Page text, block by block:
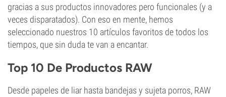
gracias a sus productos innovadores pero funcionales (y a
veces disparatados). Con eso en mente, hemos
seleccionado nuestros 10 artículos favoritos de todos los
tiempos, que sin duda te van a encantar.
Top 10 De Productos RAW
Desde papeles de liar hasta bandejas y sujeta porros, RAW